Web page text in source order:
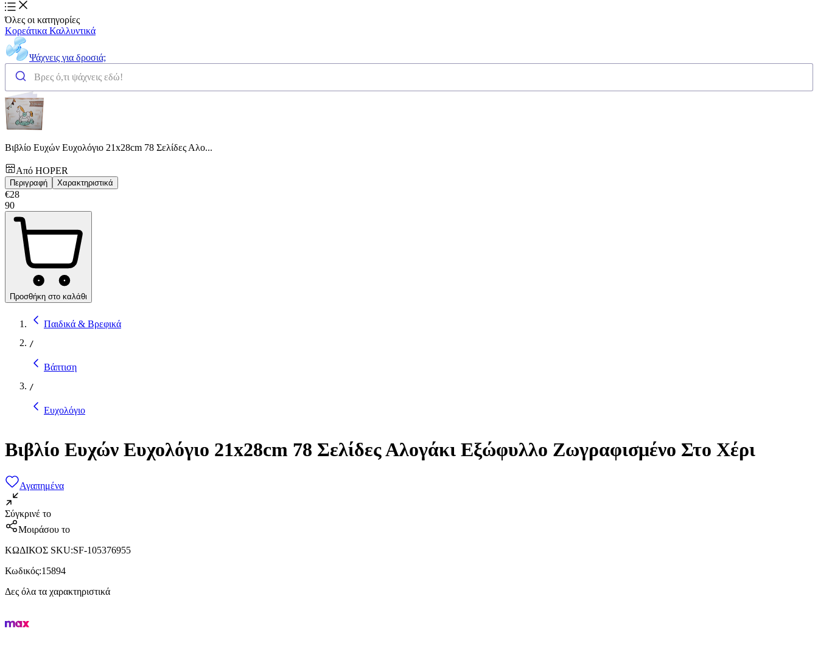
Όλες οι κατηγορίες
Κορεάτικα Καλλυντικά
Ψάχνεις για δροσιά;
Βιβλίο Ευχών Ευχολόγιο 21x28cm 78 Σελίδες Αλο...
Από HOPER
Περιγραφή Χαρακτηριστικά
€28
90
Προσθήκη στο καλάθι
Παιδικά & Βρεφικά
/
Βάπτιση
/
Ευχολόγιο
Βιβλίο Ευχών Ευχολόγιο 21x28cm 78 Σελίδες Αλογάκι Εξώφυλλο Ζωγραφισμένο Στο Χέρι
Αγαπημένα
Σύγκρινέ το
Μοιράσου το
ΚΩΔΙΚΟΣ SKU:SF-105376955
Κωδικός:15894
Δες όλα τα χαρακτηριστικά